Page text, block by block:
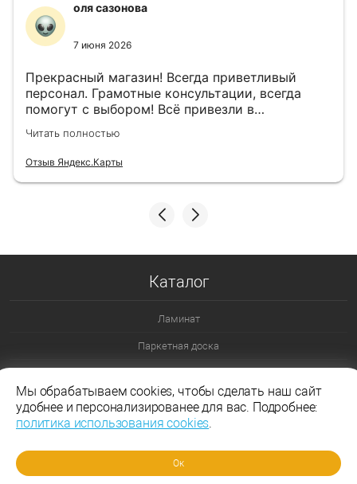
оля сазонова
7 июня 2026
Прекрасный магазин! Всегда приветливый
персонал. Грамотные консультации, всегда
помогут с выбором! Всё привезли в
назначенный день!
Читать полностью
Отзыв Яндекс.Карты
Каталог
Ламинат
Паркетная доска
Ламинат 33 класс
Ламинат Эггер
Ламинат Таркетт
Мы обрабатываем cookies, чтобы сделать наш сайт
удобнее и персонализированее для вас. Подробнее:
политика использования cookies.
Ок